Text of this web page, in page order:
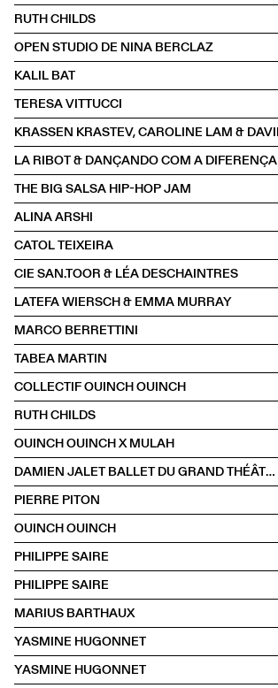
RUTH CHILDS
OPEN STUDIO DE NINA BERCLAZ
KALIL BAT
TERESA VITTUCCI
LA RIBOT & DANÇANDO COM A DIFERENÇA
THE BIG SALSA HIP-HOP JAM
ALINA ARSHI
CATOL TEIXEIRA
CIE SAN.TOOR & LÉA DESCHAINTRES
LATEFA WIERSCH & EMMA MURRAY
MARCO BERRETTINI
TABEA MARTIN
COLLECTIF OUINCH OUINCH
RUTH CHILDS
OUINCH OUINCH X MULAH
DAMIEN JALET BALLET DU GRAND THÉÂTRE DE GENÈVE
PIERRE PITON
OUINCH OUINCH
PHILIPPE SAIRE
PHILIPPE SAIRE
MARIUS BARTHAUX
YASMINE HUGONNET
YASMINE HUGONNET